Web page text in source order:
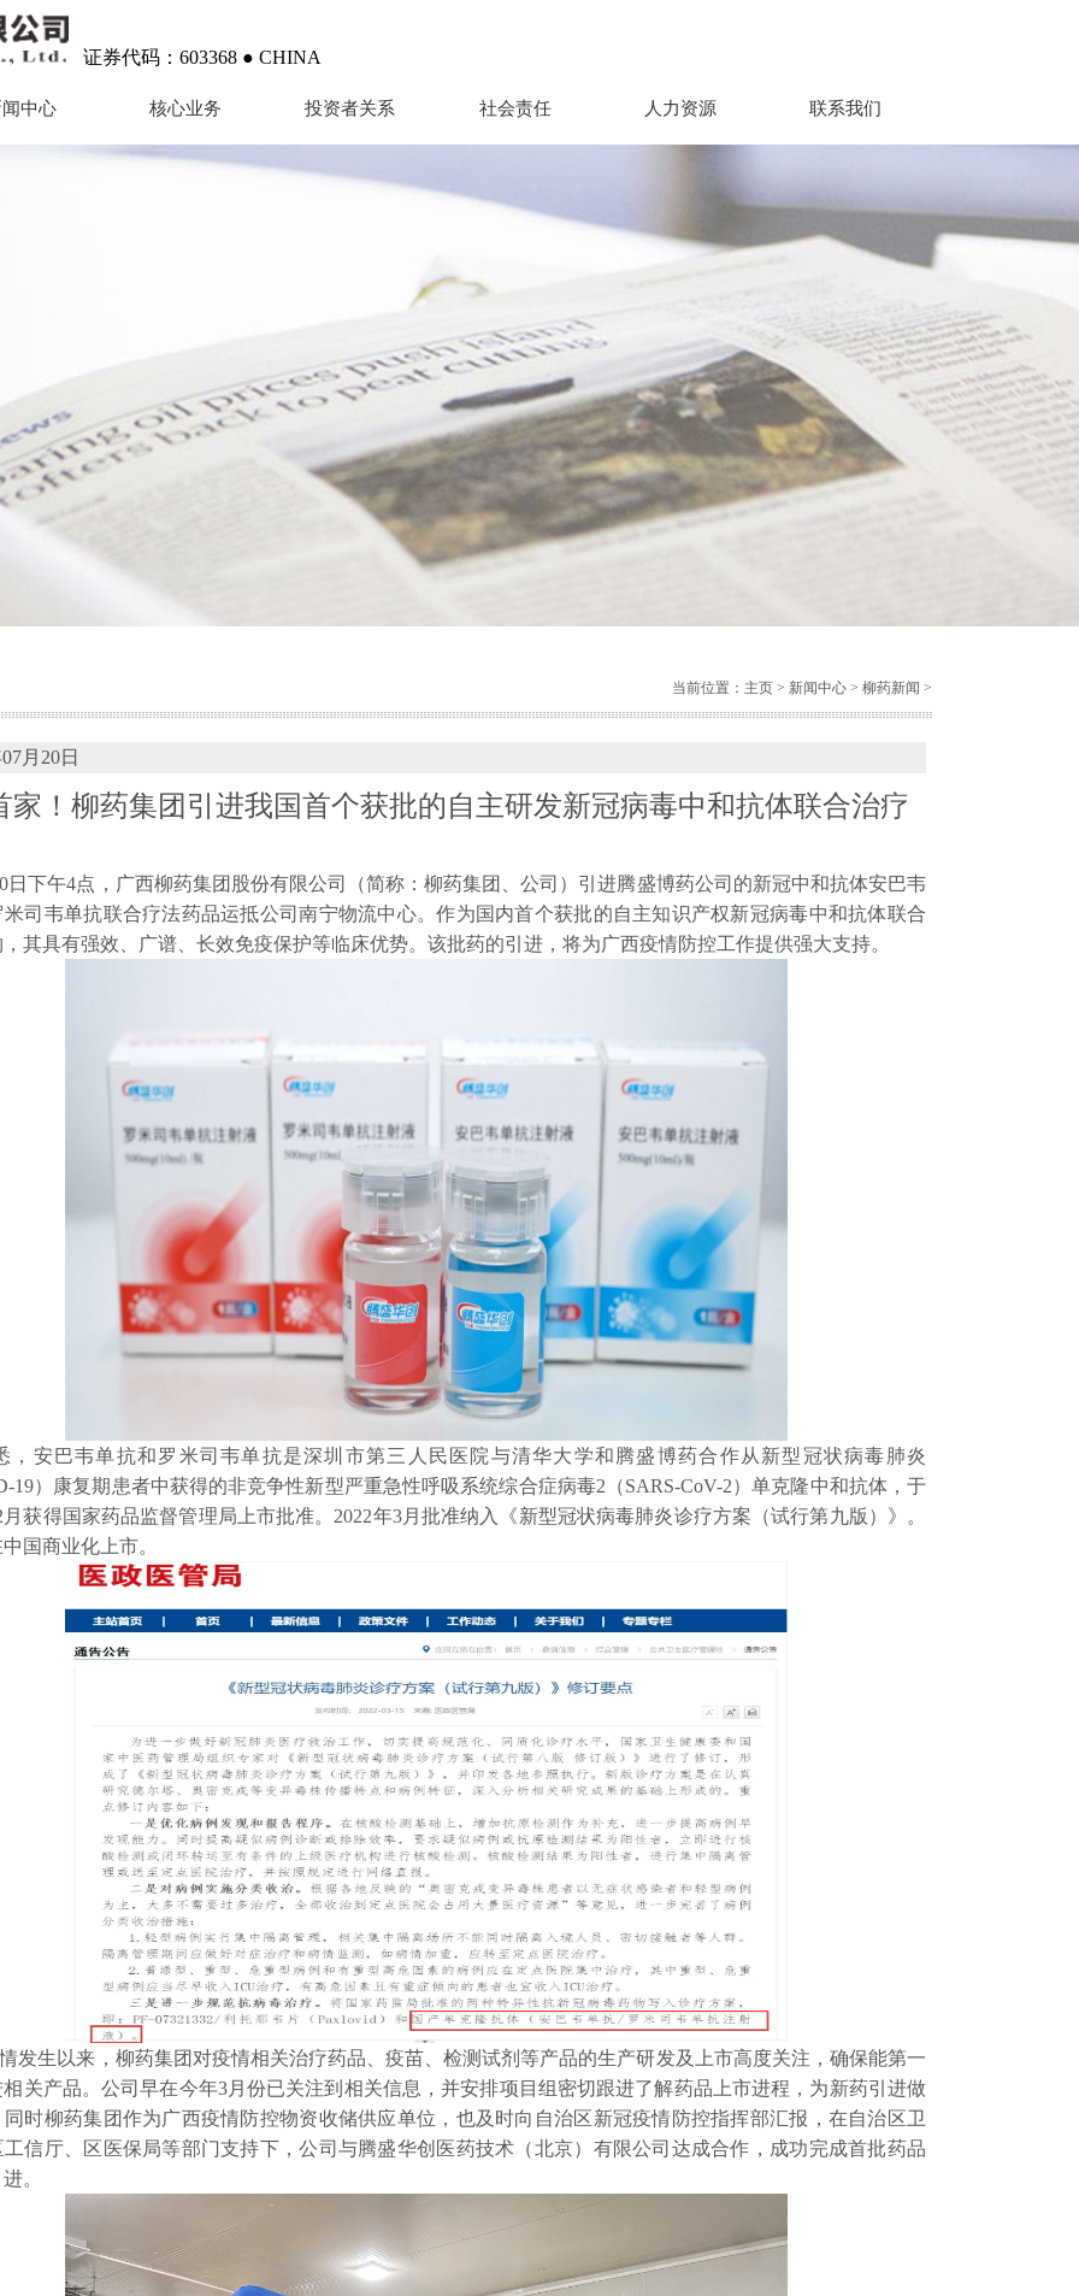
证券代码：603368 ● CHINA
闻中心 核心业务 投资者关系 社会责任 人力资源 联系我们
当前位置： 主页 > 新闻中心 > 柳药新闻 >
月20日
家！柳药集团引进我国首个获批的自主研发新冠病毒中和抗体联合治疗
桂！
下午4点，广西柳药集团股份有限公司（简称：柳药集团、公司）引进腾盛博药公司的新冠中和抗体安巴韦
司韦单抗联合疗法药品运抵公司南宁物流中心。作为国内首个获批的自主知识产权新冠病毒中和抗体联合
其具有强效、广谱、长效免疫保护等临床优势。该批药的引进，将为广西疫情防控工作提供强大支持。
巴韦单抗和罗米司韦单抗是深圳市第三人民医院与清华大学和腾盛博药合作从新型冠状病毒肺炎
19）康复期患者中获得的非竞争性新型严重急性呼吸系统综合症病毒2（SARS-CoV-2）单克隆中和抗体，于
月获得国家药品监督管理局上市批准。2022年3月批准纳入《新型冠状病毒肺炎诊疗方案（试行第九版）》。
国商业化上市。
生以来，柳药集团对疫情相关治疗药品、疫苗、检测试剂等产品的生产研发及上市高度关注，确保能第一
相关产品。公司早在今年3月份已关注到相关信息，并安排项目组密切跟进了解药品上市进程，为新药引进做
时柳药集团作为广西疫情防控物资收储供应单位，也及时向自治区新冠疫情防控指挥部汇报，在自治区卫
信厅、区医保局等部门支持下，公司与腾盛华创医药技术（北京）有限公司达成合作，成功完成首批药品
。